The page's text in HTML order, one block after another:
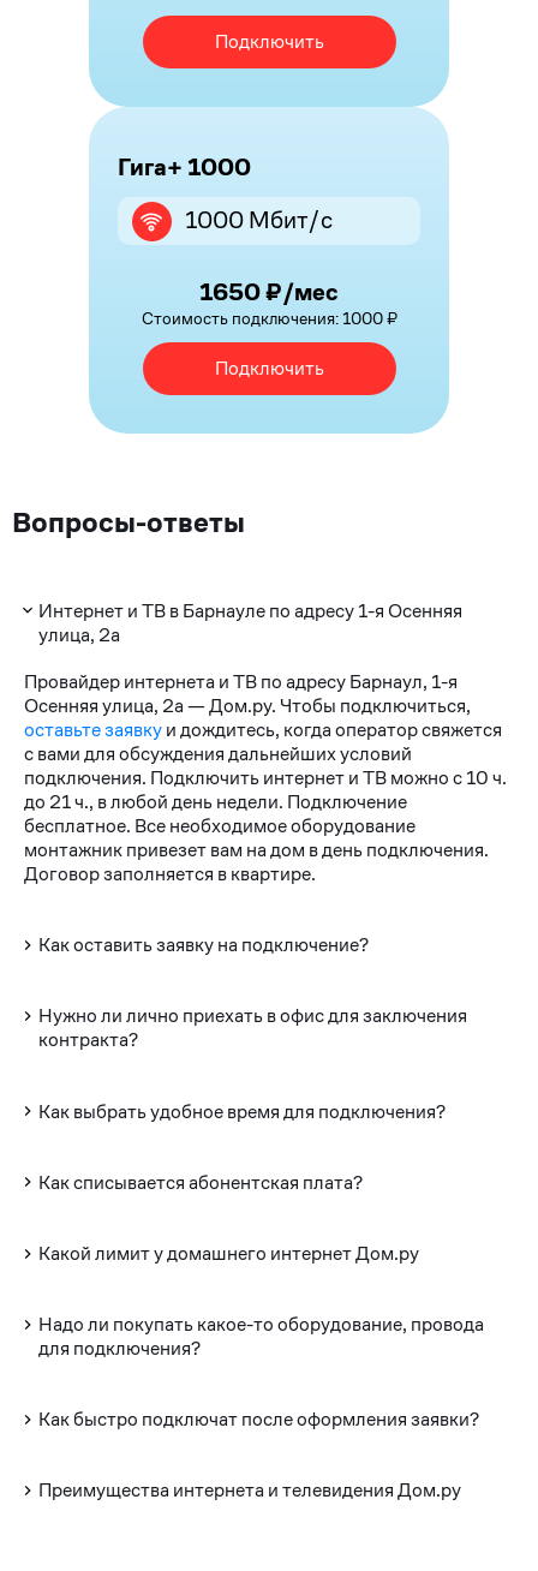
Подключить
Гига+ 1000
1000 Мбит/с
1650 ₽/мес
Стоимость подключения: 1000 ₽
Подключить
Вопросы-ответы
Интернет и ТВ в Барнауле по адресу 1-я Осенняя
улица, 2а
Провайдер интернета и ТВ по адресу Барнаул, 1-я
Осенняя улица, 2а — Дом.ру. Чтобы подключиться,
оставьте заявкуи дождитесь, когда оператор свяжется
с вами для обсуждения дальнейших условий
подключения. Подключить интернет и ТВ можно с 10 ч.
до 21 ч., в любой день недели. Подключение
бесплатное. Все необходимое оборудование
монтажник привезет вам на дом в день подключения.
Договор заполняется в квартире.
Как оставить заявку на подключение?
Нужно ли лично приехать в офис для заключения
контракта?
Как выбрать удобное время для подключения?
Как списывается абонентская плата?
Какой лимит у домашнего интернет Дом.ру
Надо ли покупать какое-то оборудование, провода
для подключения?
Как быстро подключат после оформления заявки?
Преимущества интернета и телевидения Дом.ру